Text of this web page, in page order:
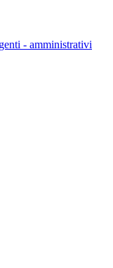
- amministrativi